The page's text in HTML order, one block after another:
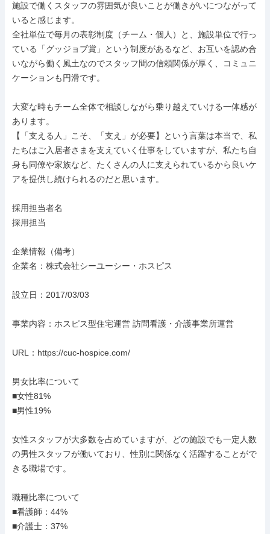
施設で働くスタッフの雰囲気が良いことが働きがいにつながって
いると感じます。
全社単位で毎月の表彰制度（チーム・個人）と、施設単位で行っ
ている「グッジョブ賞」という制度があるなど、お互いを認め合
いながら働く風土なのでスタッフ間の信頼関係が厚く、コミュニ
ケーションも円滑です。
大変な時もチーム全体で相談しながら乗り越えていける一体感が
あります。
【「支える人」こそ、「支え」が必要】という言葉は本当で、私
たちはご入居者さまを支えていく仕事をしていますが、私たち自
身も同僚や家族など、たくさんの人に支えられているから良いケ
アを提供し続けられるのだと思います。
採用担当者名
採用担当
企業情報（備考）
企業名：株式会社シーユーシー・ホスピス
設立日：2017/03/03
事業内容：ホスピス型住宅運営 訪問看護・介護事業所運営
URL：https://cuc-hospice.com/
男女比率について
■女性81%
■男性19%
女性スタッフが大多数を占めていますが、どの施設でも一定人数
の男性スタッフが働いており、性別に関係なく活躍することがで
きる職場です。
職種比率について
■看護師：44%
■介護士：37%